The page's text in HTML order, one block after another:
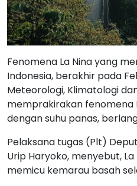
Fenomena La Nina yang
Indonesia, berakhir pada
Meteorologi, Klimatologi
memprakirakan fenomena
dengan suhu panas,
Pelaksana tugas (Plt)
Urip Haryoko, menyebut,
memicu kemarau basah